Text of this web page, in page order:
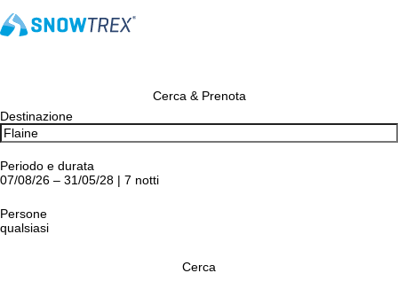
Cerca & Prenota
Destinazione
Periodo e durata
07/08/26 – 31/05/28 | 7 notti
Persone
qualsiasi
Cerca